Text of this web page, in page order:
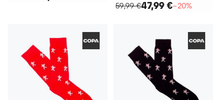
59,99 €47,99 €−20%